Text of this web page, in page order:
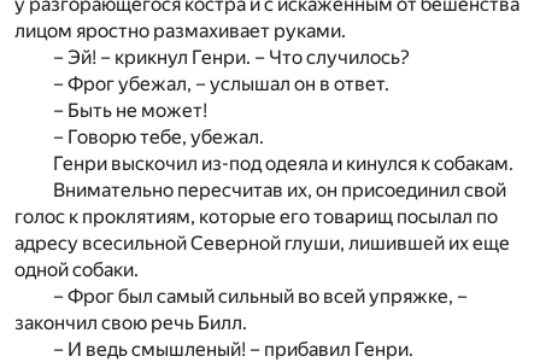
лицом яростно размахивает руками.
– Эй! – крикнул Генри. – Что случилось?
– Фрог убежал, – услышал он в ответ.
– Быть не может!
– Говорю тебе, убежал.
Генри выскочил из-под одеяла и кинулся к собакам.
Внимательно пересчитав их, он присоединил свой
голос к проклятиям, которые его товарищ посылал по
адресу всесильной Северной глуши, лишившей их еще
одной собаки.
– Фрог был самый сильный во всей упряжке, –
закончил свою речь Билл.
– И ведь смышленый! – прибавил Генри.